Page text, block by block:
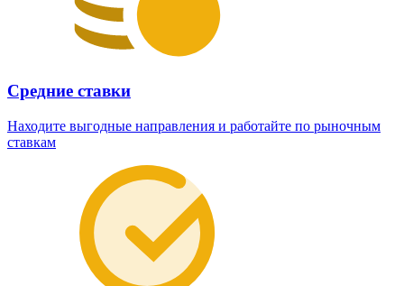
Средние ставки
Находите выгодные направления и работайте по рыночным
ставкам